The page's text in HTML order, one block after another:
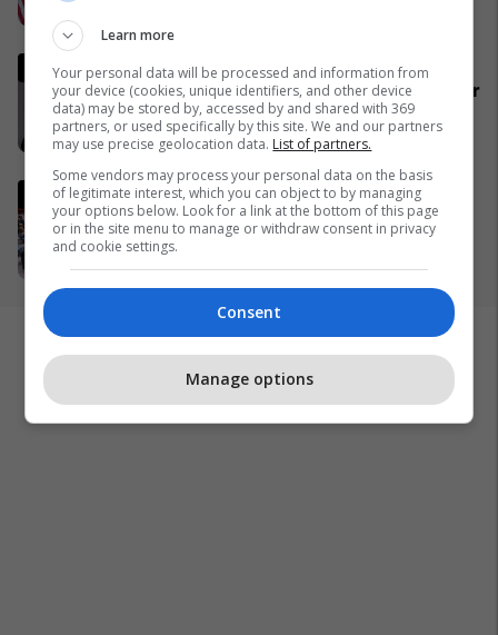
Ia djegin veturat në Zvicër,
reagon Mozzik: Janë shkaktuar
dëme të mëdha, është një
bandë nga Franca
11/04/2026
KS i OKB-së: Përplasje
diplomatike mes Kosovës,
Serbisë dhe fuqive botërore
mbi dialogun, sigurinë dhe
UNMIK-un
09/04/2026
Learn more
Your personal data will be processed and information from
your device (cookies, unique identifiers, and other device
data) may be stored by, accessed by and shared with 369
partners, or used specifically by this site. We and our partners
may use precise geolocation data. List of partners.
Some vendors may process your personal data on the basis
of legitimate interest, which you can object to by managing
your options below. Look for a link at the bottom of this page
or in the site menu to manage or withdraw consent in privacy
and cookie settings.
Consent
Manage options